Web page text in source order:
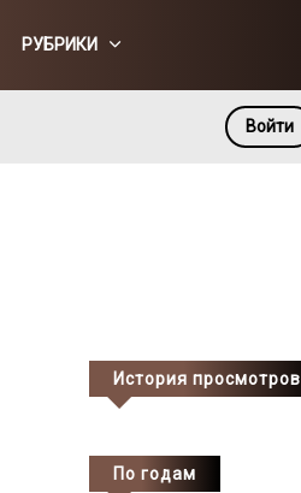
РУБРИКИ
Войти
История просмотров
По годам